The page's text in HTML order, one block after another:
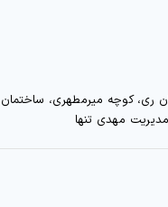
ری، کوچه میرمطهری، ساختمان